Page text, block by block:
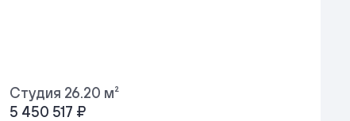
Студия 26.20 м²
5 450 517 ₽